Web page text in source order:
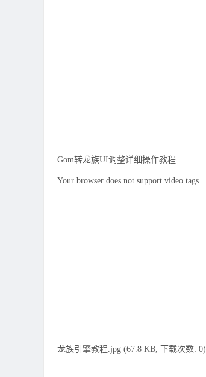
Gom转龙族UI调整详细操作教程
Your browser does not support video tags.
龙族引擎教程.jpg (67.8 KB, 下载次数: 0)